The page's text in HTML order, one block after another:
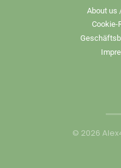
About us
Cookie-
© 2026